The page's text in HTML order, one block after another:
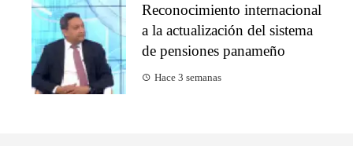
Reconocimiento internacional
a la actualización del sistema
de pensiones panameño
Hace 3 semanas